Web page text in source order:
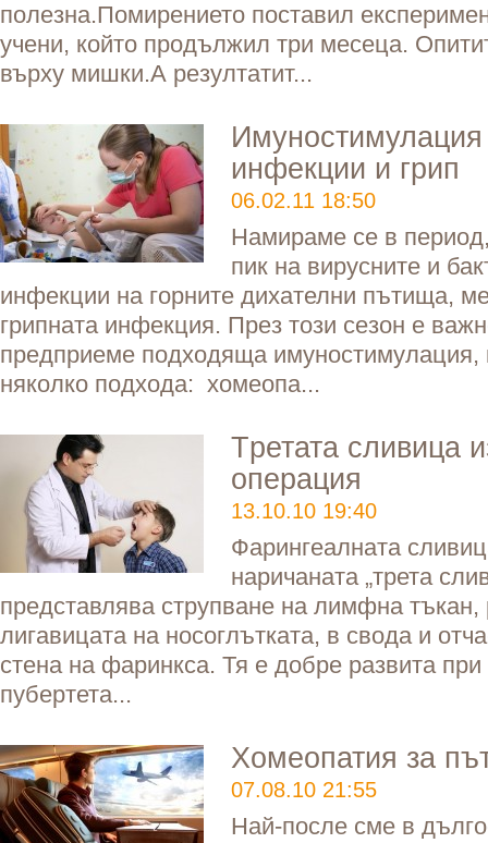
полезна.Помирението поставил
учени, който продължил три месеца.
върху мишки.А резултатит...
инфекции и грип
06.02.11 18:50
Намираме се в
пик на вирусните и
инфекции на горните дихателни пътища,
грипната инфекция. През този сезон е
предприеме подходяща имуностимулация,
няколко подхода: хомеопа...
Tретата сливица
операция
13.10.10 19:40
Фарингеалната
наричаната „трета
представлява струпване на лимфна
лигавицата на носоглътката, в свода и
стена на фаринкса. Тя е добре развита
пубертета...
Хомеопатия за
07.08.10 21:55
Най-после сме в